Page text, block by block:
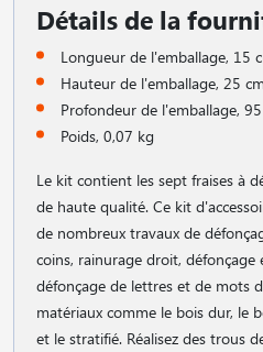
Détails de la
Longueur de l'emballage, 15
Hauteur de l'emballage, 25 cm
Profondeur de l'emballage,
Poids, 0,07 kg
Le kit contient les sept fraises à
de haute qualité. Ce kit
de nombreux travaux de
coins, rainurage droit, défonçage
défonçage de lettres et de mots
matériaux comme le bois dur, le
et le stratifié. Réalisez des trous